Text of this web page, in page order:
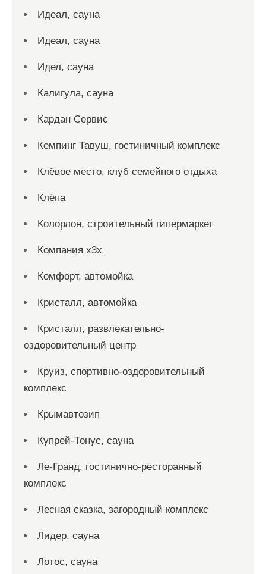
Идеал, сауна
Идеал, сауна
Идел, сауна
Калигула, сауна
Кардан Сервис
Кемпинг Тавуш, гостиничный комплекс
Клёвое место, клуб семейного отдыха
Клёпа
Колорлон, строительный гипермаркет
Компания x3x
Комфорт, автомойка
Кристалл, автомойка
Кристалл, развлекательно-
оздоровительный центр
Круиз, спортивно-оздоровительный
комплекс
Крымавтозип
Купрей-Тонус, сауна
Ле-Гранд, гостинично-ресторанный
комплекс
Лесная сказка, загородный комплекс
Лидер, сауна
Лотос, сауна